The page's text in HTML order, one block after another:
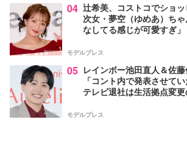
04 辻希美、コストコでショ
次女・夢空（ゆめあ）ち
なしてる感じが可愛すぎ
モデルプレス
05 レインボー池田直人＆佐
「コント内で発表させて
テレビ退社は生活拠点変
モデルプレス